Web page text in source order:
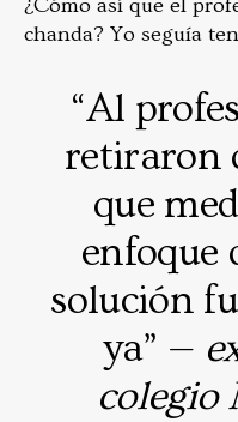
¿Cómo así que el
chanda? Yo seguía
“Al
retiraron
que
enfoque
solución
ya” —
colegio